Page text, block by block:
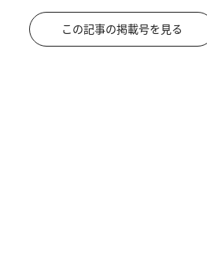
この記事の掲載号を見る